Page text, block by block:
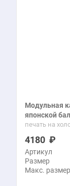
Модульная
японской
печать на
4180
Артикул
Размер
Макс. размер